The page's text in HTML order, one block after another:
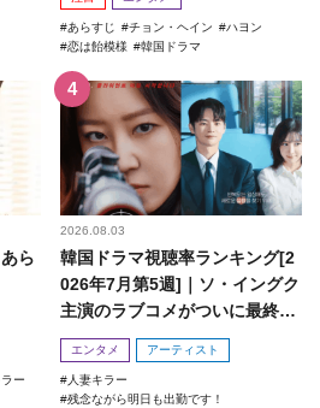
あらすじ チョン・ヘイン
ハヨン
恋は飴模様
韓国ドラマ
ら
ー
2026.08.03
韓国ドラマ視聴率ランキング[2
026年7月第5週]｜ソ・イングク
主演のラブコメがついに最終
回！
エンタメ アーティスト
人妻キラー
残念ながら明日も出勤です！